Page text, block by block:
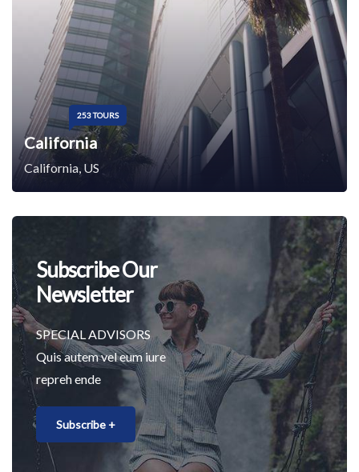
253 TOURS
California
California, US
Subscribe Our
Newsletter
SPECIAL ADVISORS
Quis autem vel eum iure
repreh ende
Subscribe +